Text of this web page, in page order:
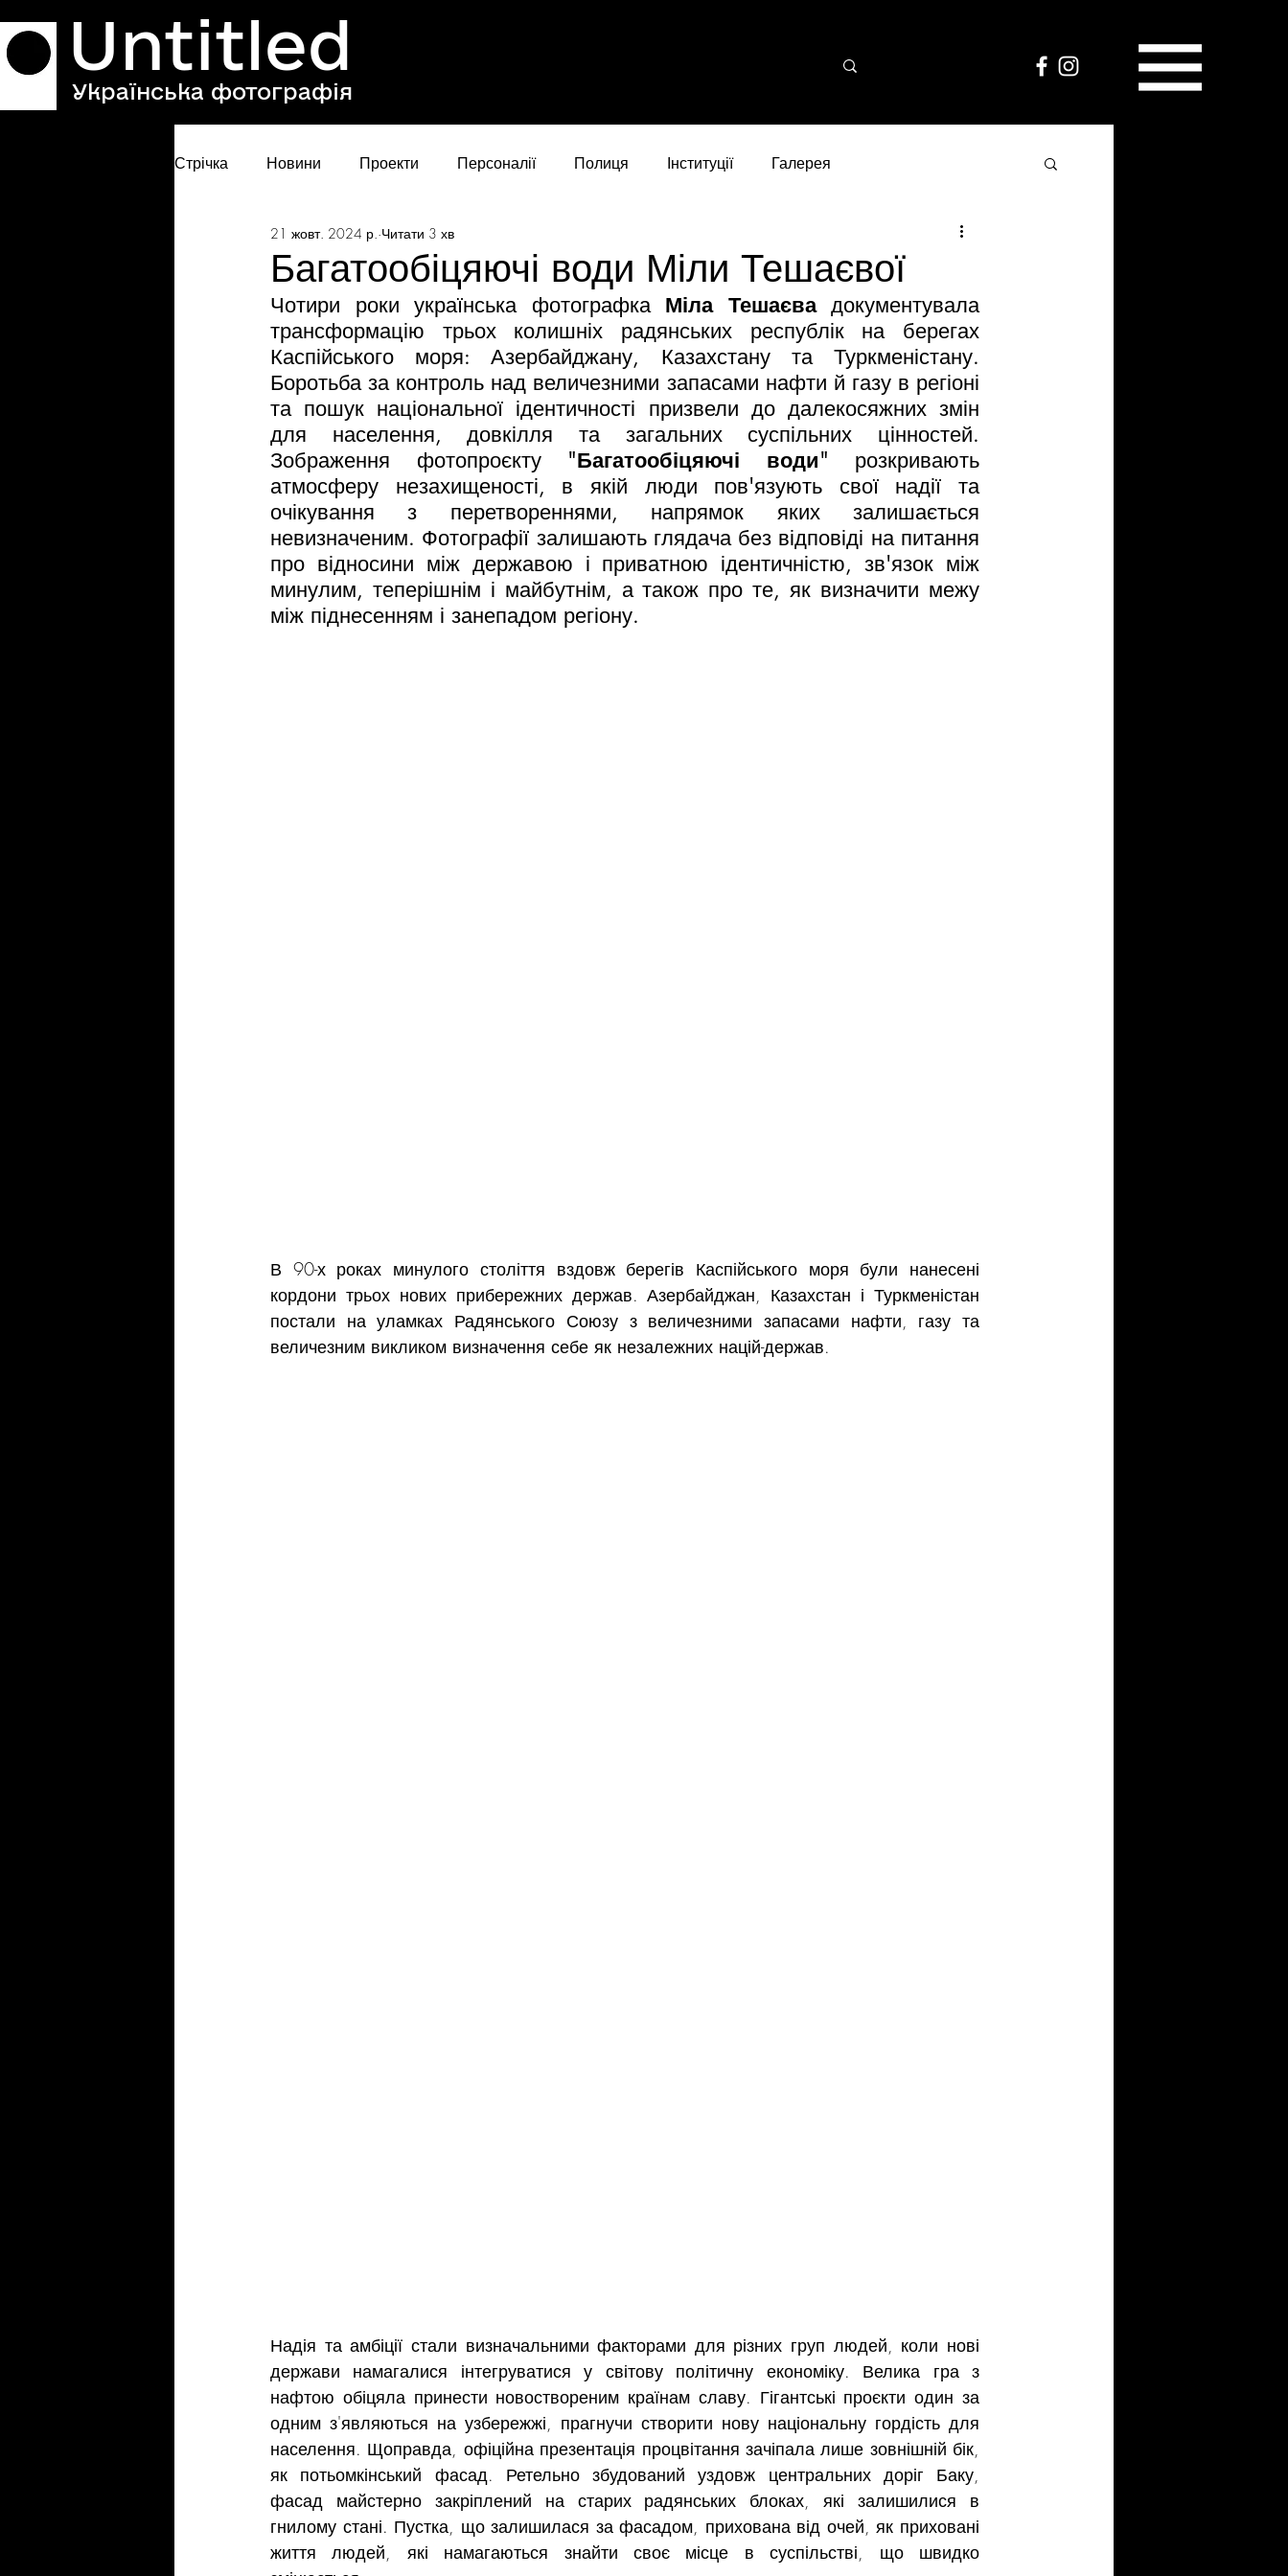
Untitled
Українська фотографія
Стрічка Новини Проекти Персоналії Полиця Інституції Галерея
Багатообіцяючі води Міли Тешаєвої
21 жовт. 2024 р. Читати 3 хв
Чотири роки українська фотографка Міла Тешаєва документувала
трансформацію трьох колишніх радянських республік на берегах
Каспійського моря: Азербайджану, Казахстану та Туркменістану.
Боротьба за контроль над величезними запасами нафти й газу в регіоні
та пошук національної ідентичності призвели до далекосяжних змін
для населення, довкілля та загальних суспільних цінностей.
Зображення фотопроєкту "Багатообіцяючі води" розкривають
атмосферу незахищеності, в якій люди пов'язують свої надії та
очікування з перетвореннями, напрямок яких залишається
невизначеним. Фотографії залишають глядача без відповіді на питання
про відносини між державою і приватною ідентичністю, зв'язок між
минулим, теперішнім і майбутнім, а також про те, як визначити межу
між піднесенням і занепадом регіону.
В 90-х роках минулого століття вздовж берегів Каспійського моря були нанесені
кордони трьох нових прибережних держав. Азербайджан, Казахстан і Туркменістан
постали на уламках Радянського Союзу з величезними запасами нафти, газу та
величезним викликом визначення себе як незалежних націй-держав.
Надія та амбіції стали визначальними факторами для різних груп людей, коли нові
держави намагалися інтегруватися у світову політичну економіку. Велика гра з
нафтою обіцяла принести новоствореним країнам славу. Гігантські проєкти один за
одним з'являються на узбережжі, прагнучи створити нову національну гордість для
населення. Щоправда, офіційна презентація процвітання зачіпала лише зовнішній бік,
як потьомкінський фасад. Ретельно збудований уздовж центральних доріг Баку,
фасад майстерно закріплений на старих радянських блоках, які залишилися в
гнилому стані. Пустка, що залишилася за фасадом, прихована від очей, як приховані
життя людей, які намагаються знайти своє місце в суспільстві, що швидко